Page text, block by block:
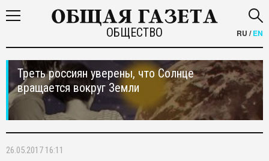
ОБЩЕСТВО RU /EN
Треть россиян уверены, что Солнце
вращается вокруг Земли
26.05.2017 16:11